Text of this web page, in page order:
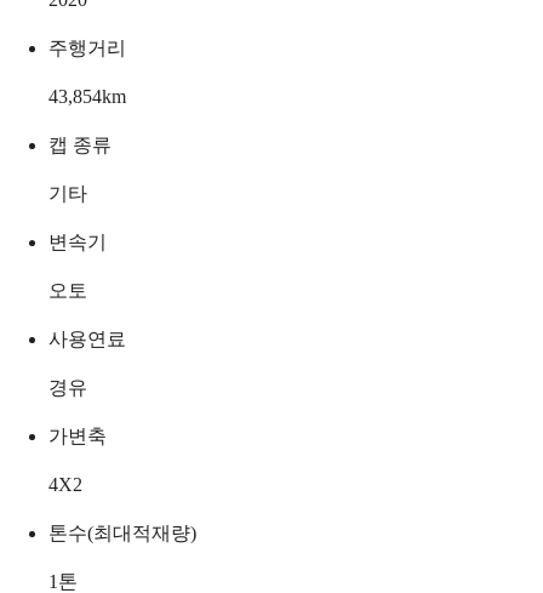
주행거리
43,854km
캡 종류
기타
변속기
오토
사용연료
경유
가변축
4X2
톤수(최대적재량)
1 톤